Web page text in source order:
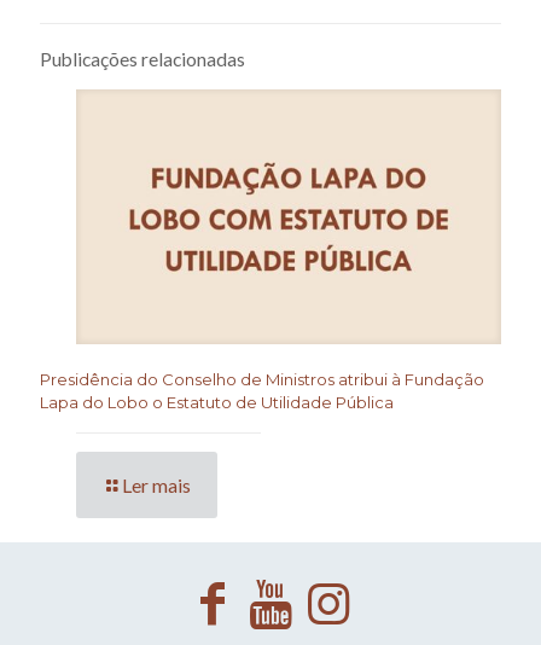
Publicações relacionadas
Presidência do Conselho de Ministros atribui à Fundação
Lapa do Lobo o Estatuto de Utilidade Pública
Ler mais